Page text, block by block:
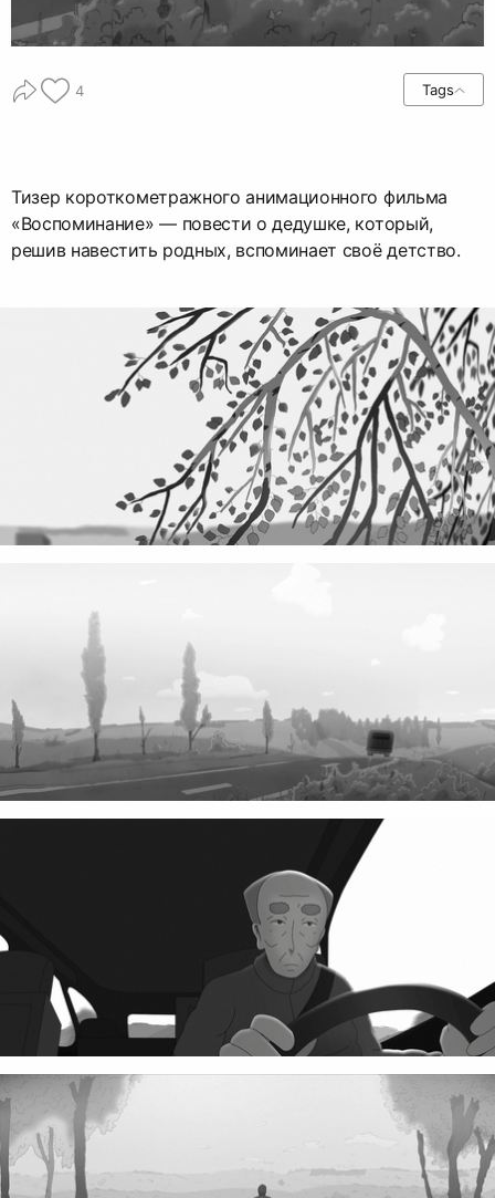
4 Tags
Тизер короткометражного анимационного фильма
«Воспоминание» — повести о дедушке, который,
решив навестить родных, вспоминает своё детство.